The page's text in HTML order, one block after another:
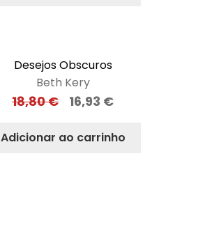
Desejos Obscuros
Beth Kery
18,80€ 16,93 €
Adicionar ao carrinho